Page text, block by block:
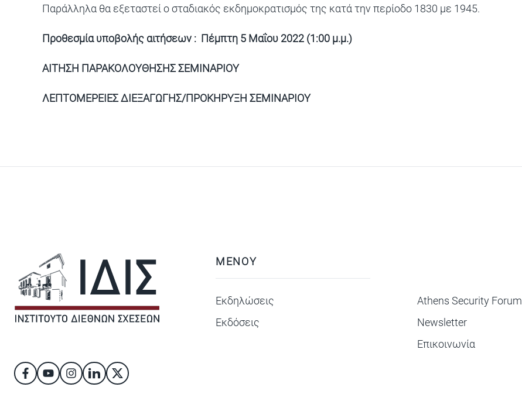
Παράλληλα θα εξεταστεί ο σταδιακός εκδημοκρατισμός της κατά την περίοδο 1830 με 1945.
Προθεσμία υποβολής αιτήσεων : Πέμπτη 5 Μαΐου 2022 (1:00 μ.μ.)
ΑΙΤΗΣΗ ΠΑΡΑΚΟΛΟΥΘΗΣΗΣ ΣΕΜΙΝΑΡΙΟΥ
ΛΕΠΤΟΜΕΡΕΙΕΣ ΔΙΕΞΑΓΩΓΗΣ/ΠΡΟΚΗΡΥΞΗ ΣΕΜΙΝΑΡΙΟΥ
ΜΕΝΟΥ
Εκδηλώσεις
Εκδόσεις
Athens Security Forum
Newsletter
Επικοινωνία